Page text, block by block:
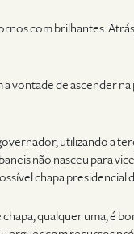
com brilhantes.
vontade de ascender
utilizando a
não nasceu para
chapa presidencial
qualquer uma, é